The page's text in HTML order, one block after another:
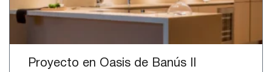
Proyecto en Oasis de Banús II